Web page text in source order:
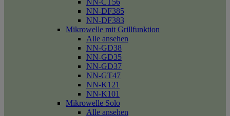
NN-CT56
NN-DF385
NN-DF383
Mikrowelle mit Grillfunktion
Alle ansehen
NN-GD38
NN-GD35
NN-GD37
NN-GT47
NN-K121
NN-K101
Mikrowelle Solo
Alle ansehen